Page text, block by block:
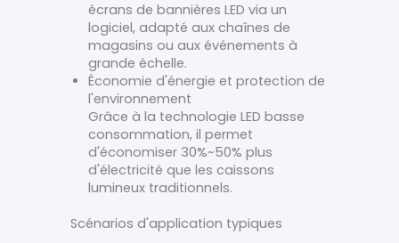
écrans de bannières LED via un
logiciel, adapté aux chaînes de
magasins ou aux événements à
grande échelle.
Économie d'énergie et protection de
l'environnement
Grâce à la technologie LED basse
consommation, il permet
d'économiser 30%~50% plus
d'électricité que les caissons
lumineux traditionnels.
Scénarios d'application typiques